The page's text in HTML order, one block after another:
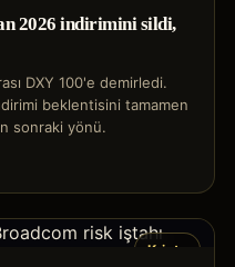
2026 indirimini sildi,
DXY 100'e demirledi.
beklentisini tamamen
sonraki yönü.
Kripto